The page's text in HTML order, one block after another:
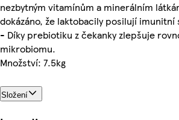
nezbytným vitamínům a minerálním
dokázáno, že laktobacily posilují imunitní
- Díky prebiotiku z čekanky zlepšuje
mikrobiomu.
Množství: 7.5kg
Složení